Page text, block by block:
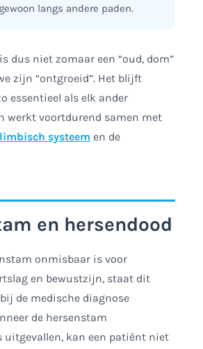
langs andere paden.
dus niet zomaar een “oud, dom”
zijn “ontgroeid”. Het blijft
essentieel als elk ander
werkt voortdurend samen met
limbisch systeem en de
en hersendood
onmisbaar is voor
en bewustzijn, staat dit
de medische diagnose
de hersenstam
uitgevallen, kan een patiënt niet